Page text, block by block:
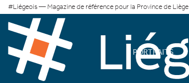
#Liégeois — Magazine de référence pour la Province de Liège
PORTRAITS